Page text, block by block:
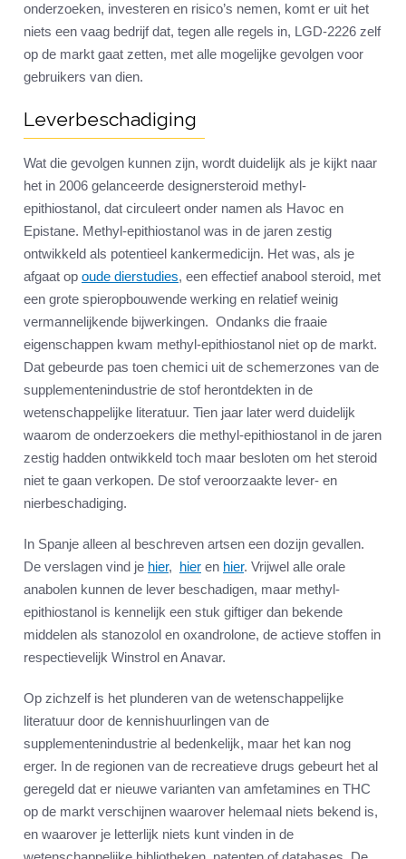
onderzoeken, investeren en risico’s nemen, komt er uit het
niets een vaag bedrijf dat, tegen alle regels in, LGD-2226 zelf
op de markt gaat zetten, met alle mogelijke gevolgen voor
gebruikers van dien.
Leverbeschadiging
Wat die gevolgen kunnen zijn, wordt duidelijk als je kijkt naar
het in 2006 gelanceerde designersteroid methyl-
epithiostanol, dat circuleert onder namen als Havoc en
Epistane. Methyl-epithiostanol was in de jaren zestig
ontwikkeld als potentieel kankermedicijn. Het was, als je
afgaat op oude dierstudies, een effectief anabool steroid, met
een grote spieropbouwende werking en relatief weinig
vermannelijkende bijwerkingen. Ondanks die fraaie
eigenschappen kwam methyl-epithiostanol niet op de markt.
Dat gebeurde pas toen chemici uit de schemerzones van de
supplementenindustrie de stof herontdekten in de
wetenschappelijke literatuur. Tien jaar later werd duidelijk
waarom de onderzoekers die methyl-epithiostanol in de jaren
zestig hadden ontwikkeld toch maar besloten om het steroid
niet te gaan verkopen. De stof veroorzaakte lever- en
nierbeschadiging.
In Spanje alleen al beschreven artsen een dozijn gevallen.
De verslagen vind je hier, hier en hier. Vrijwel alle orale
anabolen kunnen de lever beschadigen, maar methyl-
epithiostanol is kennelijk een stuk giftiger dan bekende
middelen als stanozolol en oxandrolone, de actieve stoffen in
respectievelijk Winstrol en Anavar.
Op zichzelf is het plunderen van de wetenschappelijke
literatuur door de kennishuurlingen van de
supplementenindustrie al bedenkelijk, maar het kan nog
erger. In de regionen van de recreatieve drugs gebeurt het al
geregeld dat er nieuwe varianten van amfetamines en THC
op de markt verschijnen waarover helemaal niets bekend is,
en waarover je letterlijk niets kunt vinden in de